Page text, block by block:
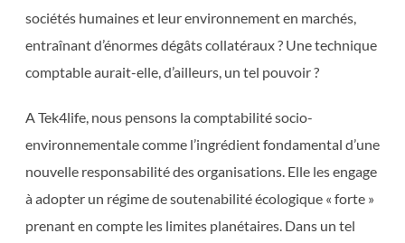
sociétés humaines et leur environnement en marchés,
entraînant d’énormes dégâts collatéraux ? Une technique
comptable aurait-elle, d’ailleurs, un tel pouvoir ?
A Tek4life, nous pensons la comptabilité socio-
environnementale comme l’ingrédient fondamental d’une
nouvelle responsabilité des organisations. Elle les engage
à adopter un régime de soutenabilité écologique « forte »
prenant en compte les limites planétaires. Dans un tel